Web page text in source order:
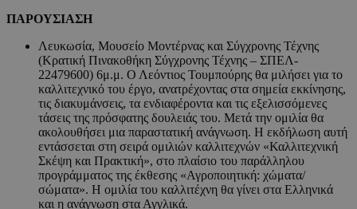
ΠΑΡΟΥΣΙΑΣΗ
Λευκωσία, Μουσείο Μοντέρνας και Σύγχρονης Τέχνης
(Κρατική Πινακοθήκη Σύγχρονης Τέχνης – ΣΠΕΛ-
22479600) 6μ.μ. Ο Λεόντιος Τουμπούρης θα μιλήσει για το
καλλιτεχνικό του έργο, ανατρέχοντας στα σημεία εκκίνησης,
τις διακυμάνσεις, τα ενδιαφέροντα και τις εξελισσόμενες
τάσεις της πρόσφατης δουλειάς του. Μετά την ομιλία θα
ακολουθήσει μια παραστατική ανάγνωση. Η εκδήλωση αυτή
εντάσσεται στη σειρά ομιλιών καλλιτεχνών «Καλλιτεχνική
Σκέψη και Πρακτική», στο πλαίσιο του παράλληλου
προγράμματος της έκθεσης «Αγροποιητική: χώματα/
σώματα». Η ομιλία του καλλιτέχνη θα γίνει στα Ελληνικά
και η ανάγνωση στα Αγγλικά.